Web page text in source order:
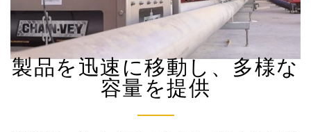
製品を迅速に移動し、多様な
容量を提供